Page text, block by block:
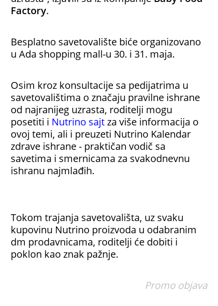
Factory.
Besplatno savetovalište biće organizovano
u Ada shopping mall-u 30. i 31. maja.
Osim kroz konsultacije sa pedijatrima u
savetovalištima o značaju pravilne ishrane
od najranijeg uzrasta, roditelji mogu
posetiti i Nutrino sajtza više informacija o
ovoj temi, ali i preuzeti Nutrino Kalendar
zdrave ishrane - praktičan vodič sa
savetima i smernicama za svakodnevnu
ishranu najmlađih.
Tokom trajanja savetovališta, uz svaku
kupovinu Nutrino proizvoda u odabranim
dm prodavnicama, roditelji će dobiti i
poklon kao znak pažnje.
Promo objava